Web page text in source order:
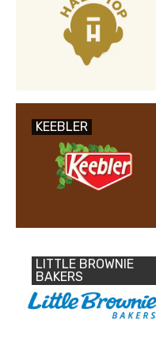
KEEBLER
LITTLE BROWNIE
BAKERS